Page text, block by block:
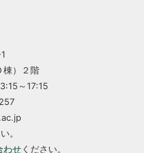
棟）２階
～17:15
。
わせください。